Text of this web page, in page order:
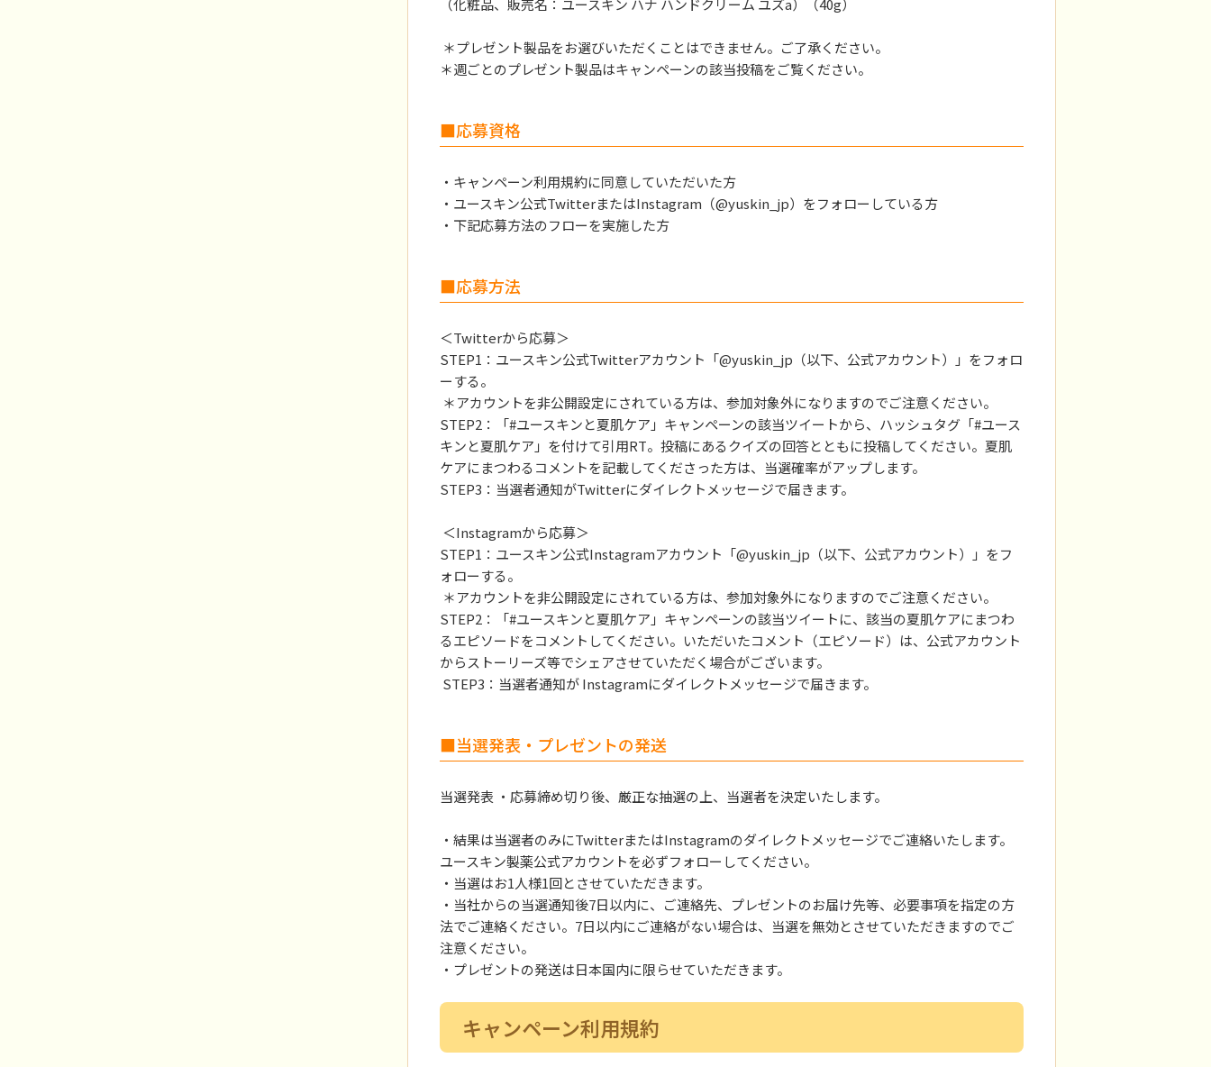
（化粧品、販売名：ユースキン ハナ ハンドクリーム ユズa）（40g）
＊プレゼント製品をお選びいただくことはできません。ご了承ください。
＊週ごとのプレゼント製品はキャンペーンの該当投稿をご覧ください。
■応募資格
・キャンペーン利用規約に同意していただいた方
・ユースキン公式TwitterまたはInstagram（@yuskin_jp）をフォローしている方
・下記応募方法のフローを実施した方
■応募方法
＜Twitterから応募＞
STEP1：ユースキン公式Twitterアカウント「@yuskin_jp（以下、公式アカウント）」をフォロ
ーする。
＊アカウントを非公開設定にされている方は、参加対象外になりますのでご注意ください。
STEP2：「#ユースキンと夏肌ケア」キャンペーンの該当ツイートから、ハッシュタグ「#ユース
キンと夏肌ケア」を付けて引用RT。投稿にあるクイズの回答とともに投稿してください。夏肌
ケアにまつわるコメントを記載してくださった方は、当選確率がアップします。
STEP3：当選者通知がTwitterにダイレクトメッセージで届きます。
＜Instagramから応募＞
STEP1：ユースキン公式Instagramアカウント「@yuskin_jp（以下、公式アカウント）」をフ
ォローする。
＊アカウントを非公開設定にされている方は、参加対象外になりますのでご注意ください。
STEP2：「#ユースキンと夏肌ケア」キャンペーンの該当ツイートに、該当の夏肌ケアにまつわ
るエピソードをコメントしてください。いただいたコメント（エピソード）は、公式アカウント
からストーリーズ等でシェアさせていただく場合がございます。
STEP3：当選者通知が Instagramにダイレクトメッセージで届きます。
■当選発表・プレゼントの発送
当選発表 ・応募締め切り後、厳正な抽選の上、当選者を決定いたします。
・結果は当選者のみにTwitterまたはInstagramのダイレクトメッセージでご連絡いたします。
ユースキン製薬公式アカウントを必ずフォローしてください。
・当選はお1人様1回とさせていただきます。
・当社からの当選通知後7日以内に、ご連絡先、プレゼントのお届け先等、必要事項を指定の方
法でご連絡ください。7日以内にご連絡がない場合は、当選を無効とさせていただきますのでご
注意ください。
・プレゼントの発送は日本国内に限らせていただきます。
キャンペーン利用規約